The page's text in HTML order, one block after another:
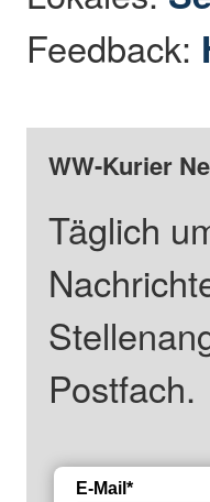
Feedback:
WW-Kurier
Täglich
Postfach.
E-Mail*